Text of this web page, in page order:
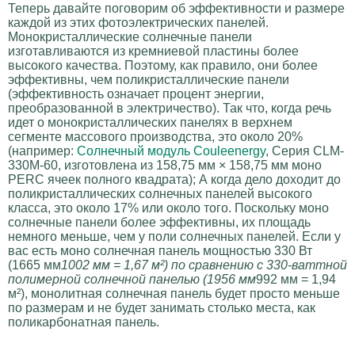
Теперь давайте поговорим об эффективности и размере
каждой из этих фотоэлектрических панелей.
Монокристаллические солнечные панели
изготавливаются из кремниевой пластины более
высокого качества. Поэтому, как правило, они более
эффективны, чем поликристаллические панели
(эффективность означает процент энергии,
преобразованной в электричество). Так что, когда речь
идет о монокристаллических панелях в верхнем
сегменте массового производства, это около 20%
(например: Солнечный модуль Couleenergy, Серия CLM-
330M-60, изготовлена из 158,75 мм × 158,75 мм моно
PERC ячеек полного квадрата); А когда дело доходит до
поликристаллических солнечных панелей высокого
класса, это около 17% или около того. Поскольку моно
солнечные панели более эффективны, их площадь
немного меньше, чем у поли солнечных панелей. Если у
вас есть моно солнечная панель мощностью 330 Вт
(1665 мм1002 мм = 1,67 м²) по сравнению с 330-ваттной
полимерной солнечной панелью (1956 мм992 мм = 1,94
м²), монолитная солнечная панель будет просто меньше
по размерам и не будет занимать столько места, как
поликарбонатная панель.